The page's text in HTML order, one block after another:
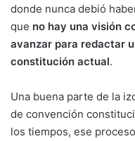
donde nunca debió
que no hay una visión
avanzar para redactar
constitución actual.
Una buena parte de la
de convención
los tiempos, ese